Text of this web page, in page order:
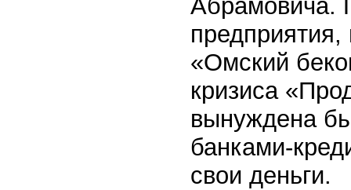
Абрамовича.
предприятия,
«Омский
кризиса
вынуждена
банками-
свои деньги.